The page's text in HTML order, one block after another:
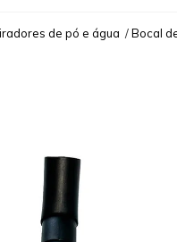
de pó e água /Bocal